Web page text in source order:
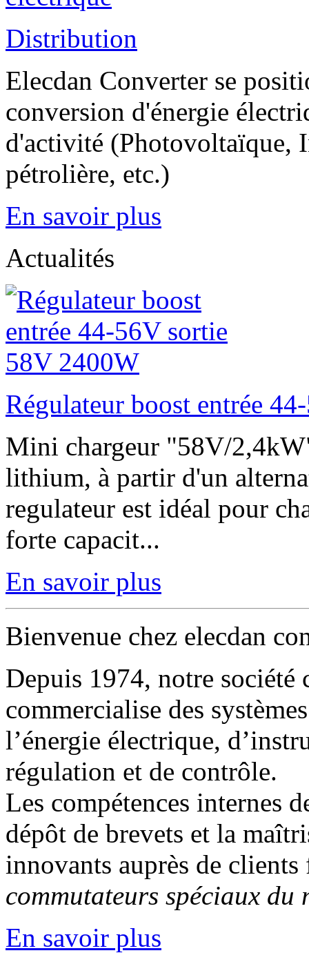
Distribution
Elecdan Converter se
conversion d'énergie
d'activité (Photovoltaïque,
pétrolière, etc.)
En savoir plus
Actualités
Régulateur boost entrée
Mini chargeur "58V/
lithium, à partir d'un
regulateur est idéal pour
forte capacit...
En savoir plus
Bienvenue chez elecdan
Depuis 1974, notre société
commercialise des
l’énergie électrique,
régulation et de contrôle.
Les compétences internes
dépôt de brevets et la
innovants auprès de
commutateurs spéciaux du
En savoir plus